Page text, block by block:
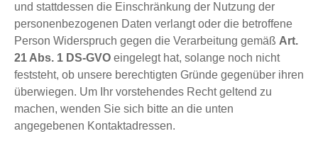
und stattdessen die Einschränkung der Nutzung der
personenbezogenen Daten verlangt oder die betroffene
Person Widerspruch gegen die Verarbeitung gemäß Art.
21 Abs. 1 DS-GVO eingelegt hat, solange noch nicht
feststeht, ob unsere berechtigten Gründe gegenüber ihren
überwiegen. Um Ihr vorstehendes Recht geltend zu
machen, wenden Sie sich bitte an die unten
angegebenen Kontaktadressen.